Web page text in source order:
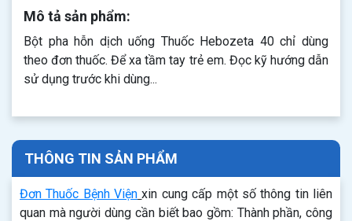
Mô tả sản phẩm:
Bột pha hỗn dịch uống Thuốc Hebozeta 40 chỉ dùng
theo đơn thuốc. Để xa tầm tay trẻ em. Đọc kỹ hướng dẫn
sử dụng trước khi dùng...
THÔNG TIN SẢN PHẨM
Đơn Thuốc Bệnh Viện xin cung cấp một số thông tin liên
quan mà người dùng cần biết bao gồm: Thành phần, công